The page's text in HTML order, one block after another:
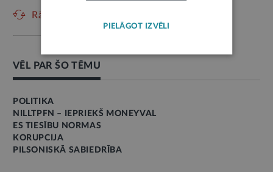
Rādīt vēl
VĒL PAR ŠO TĒMU
POLITIKA
NILLTPFN – IEPRIEKŠ MONEYVAL
ES TIESĪBU NORMAS
KORUPCIJA
PILSONISKĀ SABIEDRĪBA
PIELĀGOT IZVĒLI